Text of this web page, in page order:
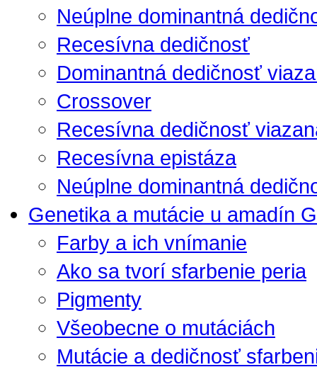
Neúplne dominantná
Recesívna dedičnosť
Dominantná dedičnosť
Crossover
Recesívna dedičnosť
Recesívna epistáza
Neúplne dominantná
Genetika a mutácie u amadín
Farby a ich vnímanie
Ako sa tvorí sfarbenie peria
Pigmenty
Všeobecne o mutáciách
Mutácie a dedičnosť